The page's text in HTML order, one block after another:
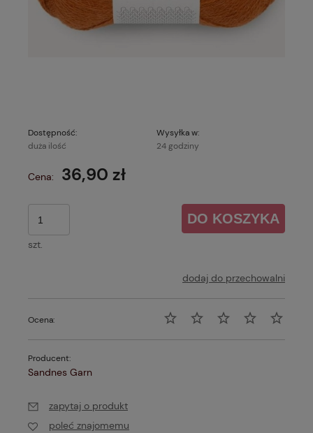
Dostępność:
duża ilość
Wysyłka w:
24 godziny
Cena: 36,90 zł
szt.
DO KOSZYKA
dodaj do przechowalni
Ocena:
Producent:
Sandnes Garn
zapytaj o produkt
poleć znajomemu